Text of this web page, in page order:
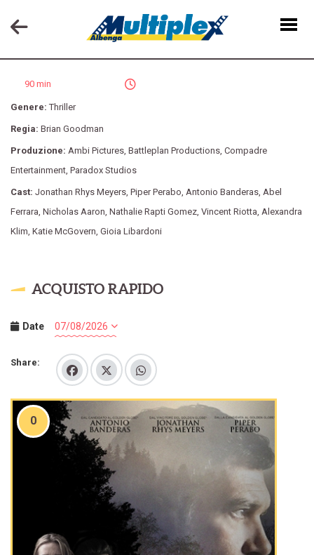
BLACK BUTTERFLY
90 min
Genere:Thriller
Regia: Brian Goodman
Produzione: Ambi Pictures, Battleplan Productions, Compadre
Entertainment, Paradox Studios
Cast: Jonathan Rhys Meyers, Piper Perabo, Antonio Banderas, Abel
Ferrara, Nicholas Aaron, Nathalie Rapti Gomez, Vincent Riotta, Alexandra
Klim, Katie McGovern, Gioia Libardoni
ACQUISTO RAPIDO
Date
Share:
0